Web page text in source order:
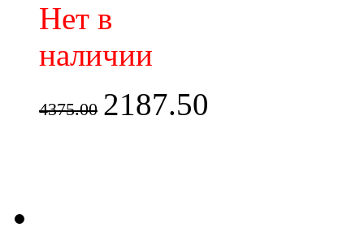
Нет в
наличии
4375.00 2187.50